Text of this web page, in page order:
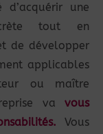
d’acquérir une
tout en
de développer
applicables
ou maître
va vous
Vous